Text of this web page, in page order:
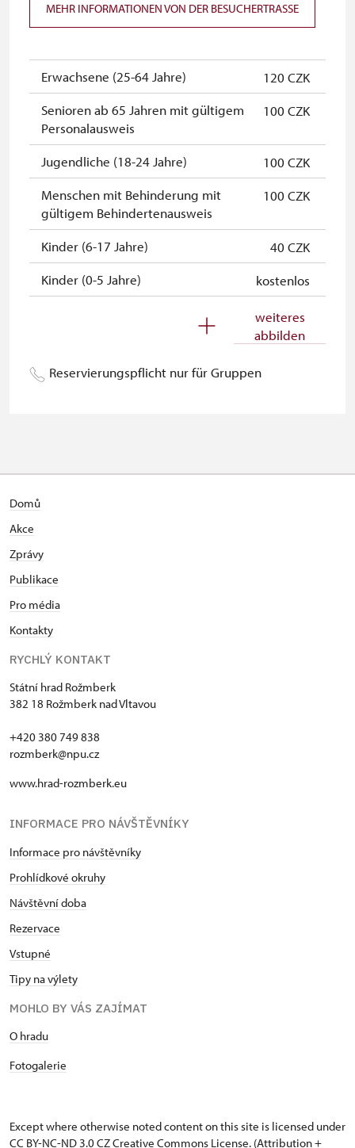
NPÚ-Karte
kostenlos
"Náš člověk"-Karte *
kostenlos
* Freier Eintritt nur für den
Karteninhaber
MEHR INFORMATIONEN VON DER BESUCHERTRASSE
Erwachsene (25-64 Jahre)
120 CZK
Senioren ab 65 Jahren mit gültigem
Personalausweis
100 CZK
Jugendliche (18-24 Jahre)
100 CZK
Menschen mit Behinderung mit
gültigem Behindertenausweis
100 CZK
Kinder (6-17 Jahre)
40 CZK
Kinder (0-5 Jahre)
kostenlos
kostenlos
Begleitperson von Schülergruppen
pro 15 Schülern
Inhaber der freien Eintrittskarte
Inhaber der freien einmaligen
Eintrittskarte
NPÚ-Karte
* Freier Eintritt nur für den
weiteres
abbilden
Reservierungspflicht nur für Gruppen
Domů
Akce
Zprávy
Publikace
Pro média
Kontakty
RYCHLÝ KONTAKT
Státní hrad Rožmberk
382 18 Rožmberk nad Vltavou
+420 380 749 838
rozmberk@npu.cz
www.hrad-rozmberk.eu
INFORMACE PRO NÁVŠTĚVNÍKY
Informace pro návštěvníky
Prohlídkové okruhy
Návštěvní doba
Rezervace
Vstupné
Tipy na výlety
MOHLO BY VÁS ZAJÍMAT
O hradu
Fotogalerie
Except where otherwise noted content on this site is licensed under
CC BY-NC-ND 3.0 CZCreative Commons License. (Attribution +